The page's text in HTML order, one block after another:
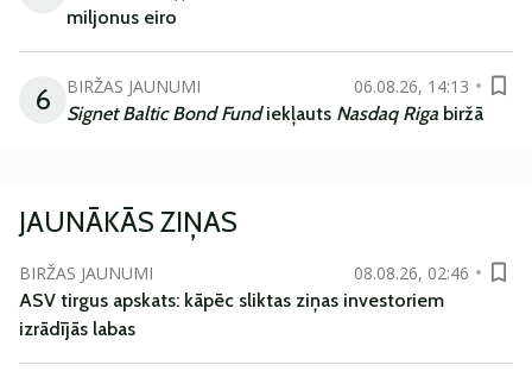
miljonus eiro
6 BIRŽAS JAUNUMI
06.08.26, 14:13
Signet Baltic Bond Fundiekļauts Nasdaq Riga biržā
JAUNĀKĀS ZIŅAS
BIRŽAS JAUNUMI
08.08.26, 02:46
ASV tirgus apskats: kāpēc sliktas ziņas investoriem
izrādījās labas